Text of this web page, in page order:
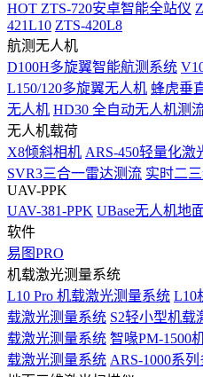
HOT ZTS-720安卓智能全站仪
421L10 ZTS-420L8
航测无人机
D100H多旋翼智能航测系统
L150/120多旋翼无人机 蜂虎垂
无人机 HD30 全自动无人机测
无人机载荷
X8倾斜相机 ARS-450轻量化激
SVR3三合一雷达测流 实时二
UAV-PPK
UAV-381-PPK UBase无人机地
软件
易图PRO
机载激光测量系统
L10 Pro 机载激光测量系统 L10
载激光测量系统 S2轻小型机载
载激光测量系统 智喙PM-1500
载激光测量系统 ARS-1000系